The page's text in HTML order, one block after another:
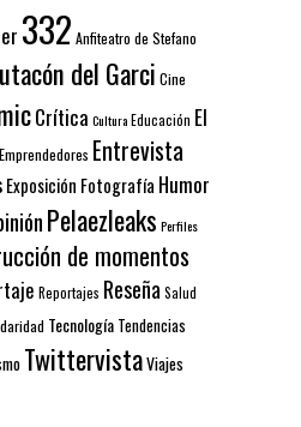
332 Anfiteatro de Stefano
del Garci Cine
Crítica CulturaEducación El
Emprendedores Entrevista
Exposición Fotografía Humor
Pelaezleaks Perfiles
de momentos
Reportajes Reseña Salud
Tecnología Tendencias
TwittervistaViajes